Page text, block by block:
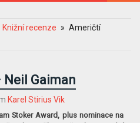
Knižní recenze
Američtí
Gaiman
Karel Stirius Vik
Stoker Award, plus nominace na